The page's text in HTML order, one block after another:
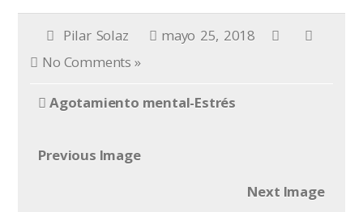
Pilar Solaz
mayo 25, 2018
No Comments »
Agotamiento mental-Estrés
Previous Image
Next Image